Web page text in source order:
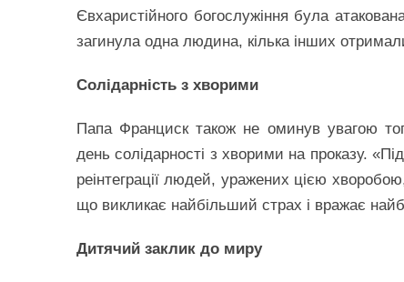
Євхаристійного богослужіння була
загинула одна людина, кілька інших
Солідарність з хворими
Папа Франциск також не оминув увагою
день солідарності з хворими на проказу.
реінтеграції людей, уражених цією
що викликає найбільший страх і вражає
Дитячий заклик до миру